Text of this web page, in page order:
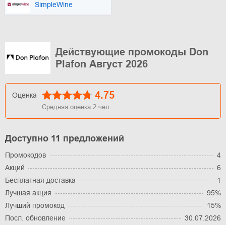
SimpleWine
Действующие промокоды Don
Plafon Август 2026
Оценка 4.75
Средняя оценка 2 чел.
Доступно 11 предложений
Промокодов
4
Акций
6
Бесплатная доставка
1
Лучшая акция
95%
Лучший промокод
15%
Посл. обновление
30.07.2026